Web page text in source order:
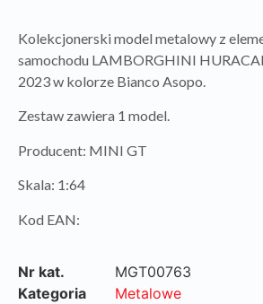
Kolekcjonerski model metalowy z
samochodu LAMBORGHINI
2023 w kolorze Bianco Asopo.
Zestaw zawiera 1 model.
Producent: MINI GT
Skala: 1:64
Kod EAN:
Nr kat.
MGT00763
Kategoria
Metalowe